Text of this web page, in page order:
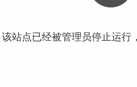
站点已经被管理员停止运行